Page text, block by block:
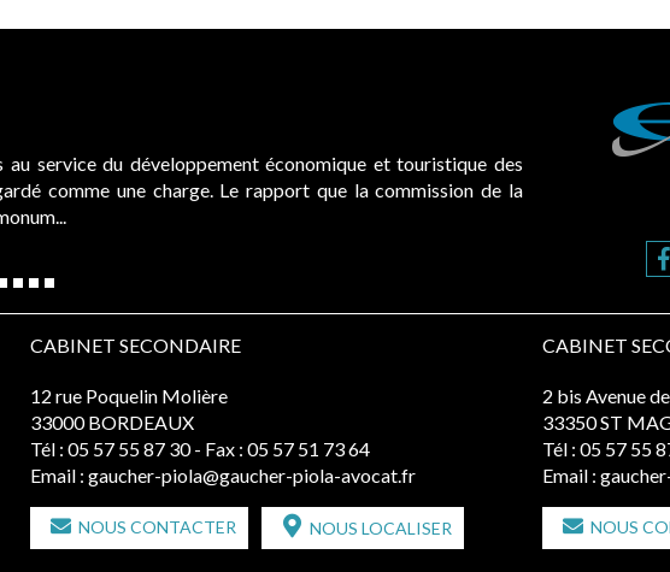
service du développement économique et touristique des
comme une charge. Le rapport que la commission de la
CABINET SECONDAIRE
12 rue Poquelin Molière
33000 BORDEAUX
Tél : 05 57 55 87 30 - Fax : 05 57 51 73 64
Email : gaucher-piola@gaucher-piola-avocat.fr
NOUS CONTACTER NOUS LOCALISER
CABINET
2 bis Avenue
33350 ST
Tél : 05 57 55
Email :
NOUS